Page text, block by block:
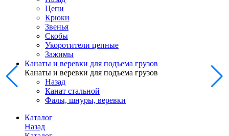
Цепи
Крюки
Звенья
Скобы
Укоротители цепные
Зажимы
Канаты и веревки для подъема грузов
Канаты и веревки для подъема грузов
Назад
Канат стальной
Фалы, шнуры, веревки
Каталог
Назад